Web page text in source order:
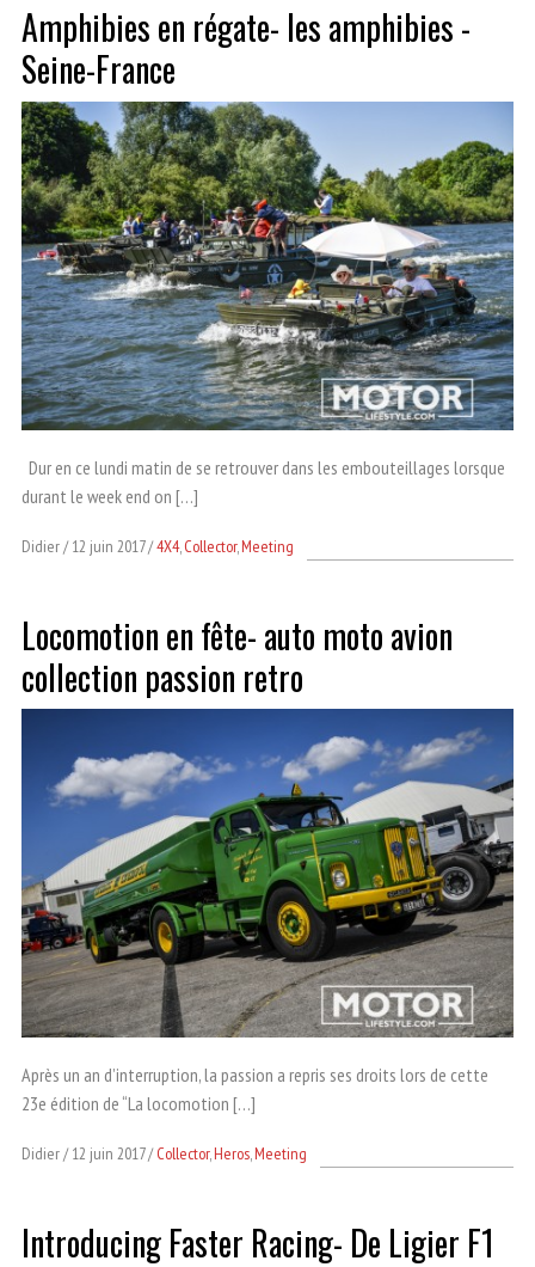
Amphibies en régate- les amphibies -
Seine-France
Dur en ce lundi matin de se retrouver dans les embouteillages lorsque
durant le week end on […]
Didier 12 juin 2017 4X4,Collector,Meeting
Locomotion en fête- auto moto avion
collection passion retro
Après un an d’interruption, la passion a repris ses droits lors de cette
23e édition de “La locomotion […]
Didier 12 juin 2017 Collector,Heros,Meeting
Introducing Faster Racing- De Ligier F1